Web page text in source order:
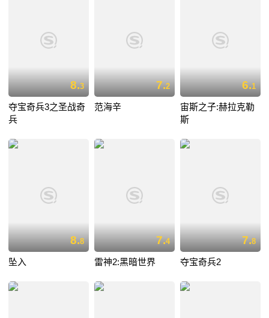
8.3
夺宝奇兵3之圣战奇
兵
7.2
范海辛
6.1
宙斯之子:赫拉克勒
斯
8.8
坠入
7.4
雷神2:黑暗世界
7.8
夺宝奇兵2